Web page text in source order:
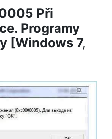
Při
Programy
[Windows 7,